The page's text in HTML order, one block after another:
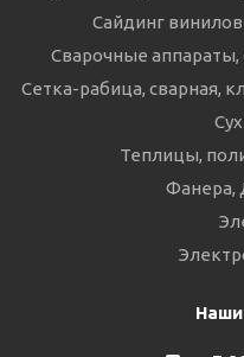
Сайдинг
Сварочные
Сетка-рабица, сварная,
Теплицы,
Фанера,